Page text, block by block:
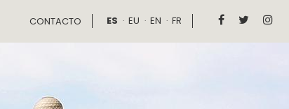
CONTACTO ES EU EN FR   